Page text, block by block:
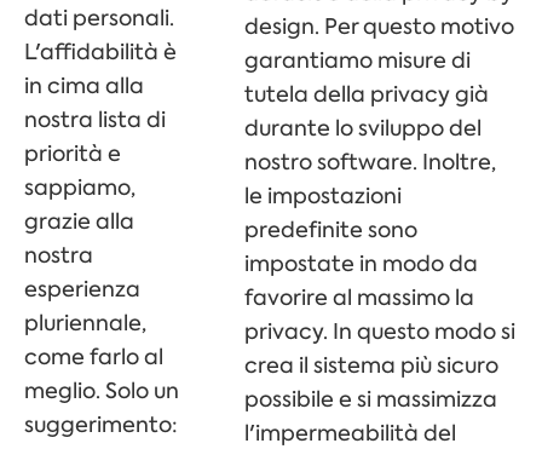
dati personali.
L'affidabilità è
in cima alla
nostra lista di
priorità e
sappiamo,
grazie alla
nostra
esperienza
pluriennale,
come farlo al
meglio. Solo un
suggerimento:
design. Per questo motivo
garantiamo misure di
tutela della privacy già
durante lo sviluppo del
nostro software. Inoltre,
le impostazioni
predefinite sono
impostate in modo da
favorire al massimo la
privacy. In questo modo si
crea il sistema più sicuro
possibile e si massimizza
l'impermeabilità del